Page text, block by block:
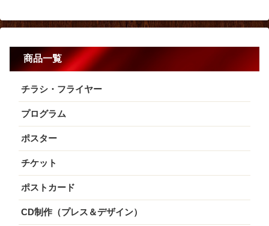
商品一覧
チラシ・フライヤー
プログラム
ポスター
チケット
ポストカード
CD制作（プレス＆デザイン）